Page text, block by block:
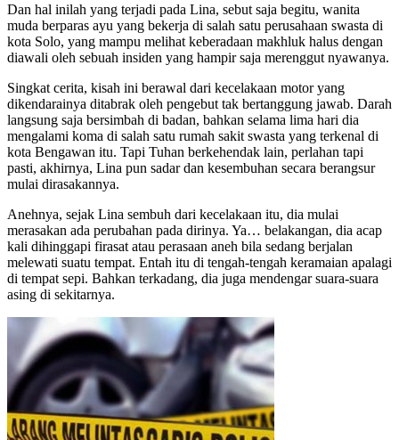
Dan hal inilah yang terjadi pada Lina, sebut saja begitu, wanita
muda berparas ayu yang bekerja di salah satu perusahaan swasta di
kota Solo, yang mampu melihat keberadaan makhluk halus dengan
diawali oleh sebuah insiden yang hampir saja merenggut nyawanya.
Singkat cerita, kisah ini berawal dari kecelakaan motor yang
dikendarainya ditabrak oleh pengebut tak bertanggung jawab. Darah
langsung saja bersimbah di badan, bahkan selama lima hari dia
mengalami koma di salah satu rumah sakit swasta yang terkenal di
kota Bengawan itu. Tapi Tuhan berkehendak lain, perlahan tapi
pasti, akhirnya, Lina pun sadar dan kesembuhan secara berangsur
mulai dirasakannya.
Anehnya, sejak Lina sembuh dari kecelakaan itu, dia mulai
merasakan ada perubahan pada dirinya. Ya… belakangan, dia acap
kali dihinggapi firasat atau perasaan aneh bila sedang berjalan
melewati suatu tempat. Entah itu di tengah-tengah keramaian apalagi
di tempat sepi. Bahkan terkadang, dia juga mendengar suara-suara
asing di sekitarnya.